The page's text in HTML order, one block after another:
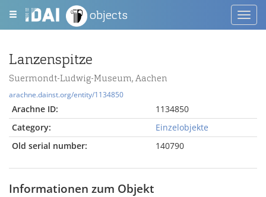
objects
Lanzenspitze
Suermondt-Ludwig-Museum, Aachen
arachne.dainst.org/entity/1134850
Arachne ID:
1134850
Category:
Einzelobjekte
Old serial number:
140790
Informationen zum Objekt